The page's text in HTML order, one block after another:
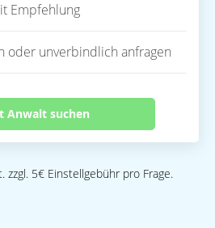
Empfehlung
oder unverbindlich anfragen
Anwalt suchen
zzgl. 5€ Einstellgebühr pro Frage.